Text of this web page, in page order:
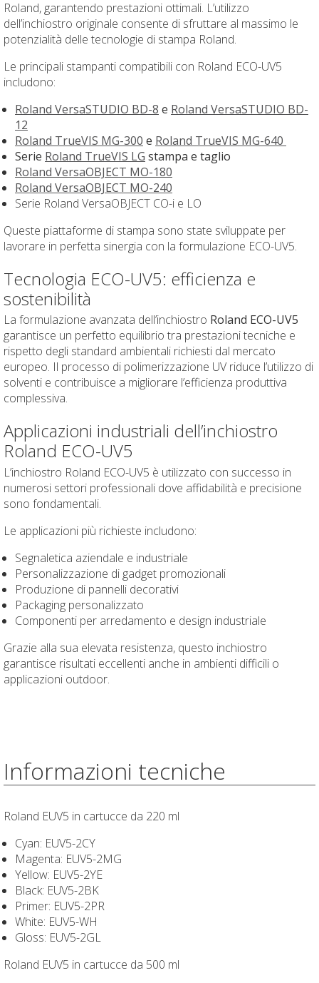
Roland, garantendo prestazioni ottimali. L’utilizzo
dell’inchiostro originale consente di sfruttare al massimo le
potenzialità delle tecnologie di stampa Roland.
Le principali stampanti compatibili con Roland ECO-UV5
includono:
Roland VersaSTUDIO BD-8 e Roland VersaSTUDIO BD-
12
Roland TrueVIS MG-300 e Roland TrueVIS MG-640
Serie Roland TrueVIS LG stampa e taglio
Roland VersaOBJECT MO-180
Roland VersaOBJECT MO-240
Serie Roland VersaOBJECT CO-i e LO
Queste piattaforme di stampa sono state sviluppate per
lavorare in perfetta sinergia con la formulazione ECO-UV5.
Tecnologia ECO-UV5: efficienza e
sostenibilità
La formulazione avanzata dell’inchiostro Roland ECO-UV5
garantisce un perfetto equilibrio tra prestazioni tecniche e
rispetto degli standard ambientali richiesti dal mercato
europeo. Il processo di polimerizzazione UV riduce l’utilizzo di
solventi e contribuisce a migliorare l’efficienza produttiva
complessiva.
Applicazioni industriali dell’inchiostro
Roland ECO-UV5
L’inchiostro Roland ECO-UV5 è utilizzato con successo in
numerosi settori professionali dove affidabilità e precisione
sono fondamentali.
Le applicazioni più richieste includono:
Segnaletica aziendale e industriale
Personalizzazione di gadget promozionali
Produzione di pannelli decorativi
Packaging personalizzato
Componenti per arredamento e design industriale
Grazie alla sua elevata resistenza, questo inchiostro
garantisce risultati eccellenti anche in ambienti difficili o
applicazioni outdoor.
Informazioni tecniche
Roland EUV5 in cartucce da 220 ml
Cyan: EUV5-2CY
Magenta: EUV5-2MG
Yellow: EUV5-2YE
Black: EUV5-2BK
Primer: EUV5-2PR
White: EUV5-WH
Gloss: EUV5-2GL
Roland EUV5 in cartucce da 500 ml